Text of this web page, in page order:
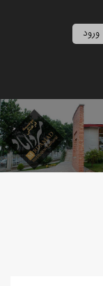
ورود